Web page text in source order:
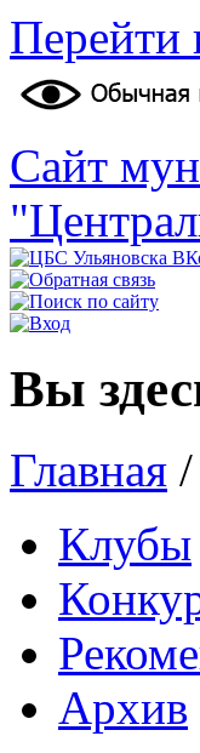
Перейти
Сайт
Вы
Главная /
Клубы
Архив